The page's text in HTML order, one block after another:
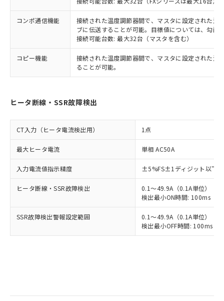
コンポ通信機能
接続された温度調節器間で、マスタに設定された温
ブに伝送することが可能。目標値については、勾配
接続可能台数: 最大32台（マスタを含む）
コピー機能
接続された温度調節器間で、マスタに設定された温
ることが可能。
ヒータ断線・SSR故障検出
CT入力（ヒータ電流検出用） 1点
最大ヒータ電流 単相 AC50A
入力電流値指示精度 ±5%FS±1ディジット以下
ヒータ断線・SSR故障検出
0.1～49.9A（0.1A単位）
検出最小ON時間: 100ms（
SSR故障検出警報設定範囲
0.1～49.9A（0.1A単位）
検出最小OFF時間: 100ms（